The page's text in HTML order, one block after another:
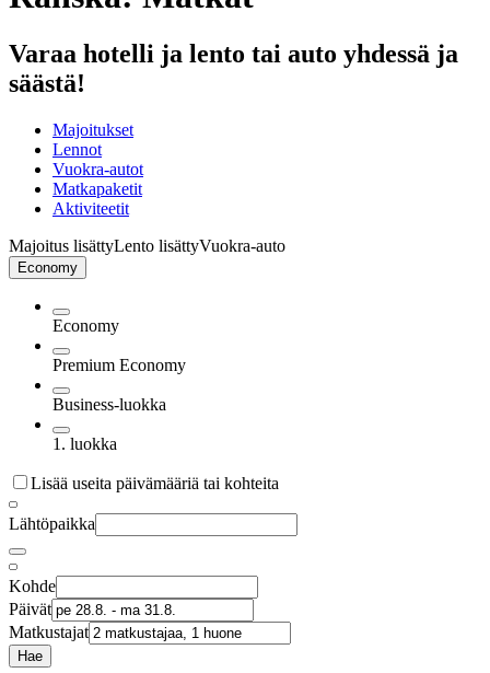
Varaa hotelli ja lento tai auto yhdessä ja
säästä!
Majoitukset
Lennot
Vuokra-autot
Matkapaketit
Aktiviteetit
Majoitus lisättyLento lisättyVuokra-auto
Economy
Economy
Premium Economy
Business-luokka
1. luokka
Lisää useita päivämääriä tai kohteita
Lähtöpaikka
Kohde
Päivät
Matkustajat
Hae